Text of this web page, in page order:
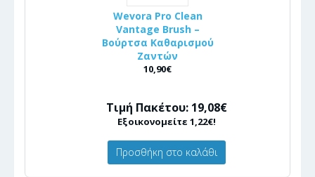
Wevora Pro Clean
Vantage Brush –
Βούρτσα Καθαρισμού
Ζαντών
10,90€
Τιμή Πακέτου: 19,08€
Εξοικονομείτε 1,22€!
Προσθήκη στο καλάθι